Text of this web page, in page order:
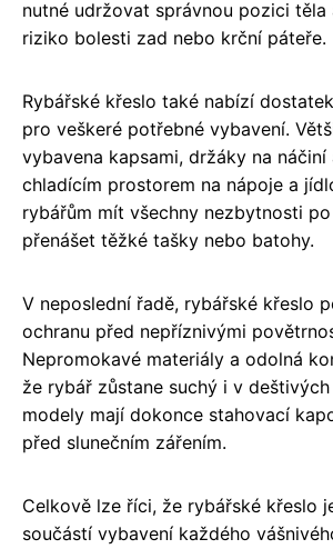
nutné udržovat správnou pozici těla
riziko bolesti zad nebo krční páteře.
Rybářské křeslo také nabízí
pro veškeré potřebné vybavení.
vybavena kapsami, držáky na
chladícím prostorem na nápoje a
rybářům mít všechny nezbytnosti
přenášet těžké tašky nebo batohy.
V neposlední řadě, rybářské křeslo
ochranu před nepříznivými
Nepromokavé materiály a odolná
že rybář zůstane suchý i v
modely mají dokonce stahovací
před slunečním zářením.
Celkově lze říci, že rybářské křeslo
součástí vybavení každého